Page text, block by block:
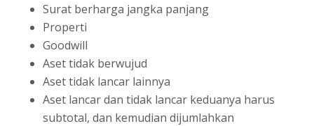
Surat berharga jangka panjang
Properti
Goodwill
Aset tidak berwujud
Aset tidak lancar lainnya
Aset lancar dan tidak lancar keduanya harus
subtotal, dan kemudian dijumlahkan